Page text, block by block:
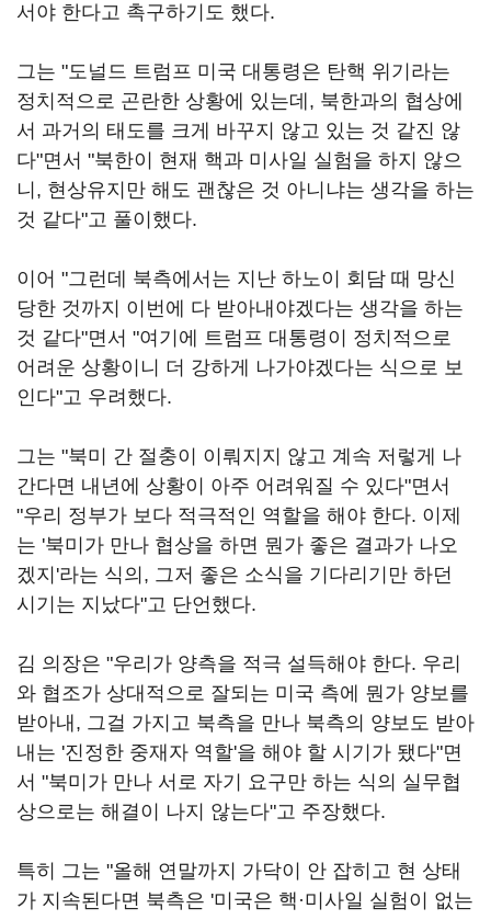
서야 한다고 촉구하기도 했다.
그는 "도널드 트럼프 미국 대통령은 탄핵 위기라는
정치적으로 곤란한 상황에 있는데, 북한과의 협상에
서 과거의 태도를 크게 바꾸지 않고 있는 것 같진 않
다"면서 "북한이 현재 핵과 미사일 실험을 하지 않으
니, 현상유지만 해도 괜찮은 것 아니냐는 생각을 하는
것 같다"고 풀이했다.
이어 "그런데 북측에서는 지난 하노이 회담 때 망신
당한 것까지 이번에 다 받아내야겠다는 생각을 하는
것 같다"면서 "여기에 트럼프 대통령이 정치적으로
어려운 상황이니 더 강하게 나가야겠다는 식으로 보
인다"고 우려했다.
그는 "북미 간 절충이 이뤄지지 않고 계속 저렇게 나
간다면 내년에 상황이 아주 어려워질 수 있다"면서
"우리 정부가 보다 적극적인 역할을 해야 한다. 이제
는 '북미가 만나 협상을 하면 뭔가 좋은 결과가 나오
겠지'라는 식의, 그저 좋은 소식을 기다리기만 하던
시기는 지났다"고 단언했다.
김 의장은 "우리가 양측을 적극 설득해야 한다. 우리
와 협조가 상대적으로 잘되는 미국 측에 뭔가 양보를
받아내, 그걸 가지고 북측을 만나 북측의 양보도 받아
내는 '진정한 중재자 역할'을 해야 할 시기가 됐다"면
서 "북미가 만나 서로 자기 요구만 하는 식의 실무협
상으로는 해결이 나지 않는다"고 주장했다.
특히 그는 "올해 연말까지 가닥이 안 잡히고 현 상태
가 지속된다면 북측은 '미국은 핵·미사일 실험이 없는